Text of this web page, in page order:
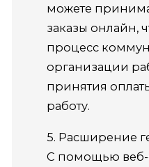
можете
заказы онлайн,
процесс
организации
принятия
работу.
5. Расширение
С помощью веб-